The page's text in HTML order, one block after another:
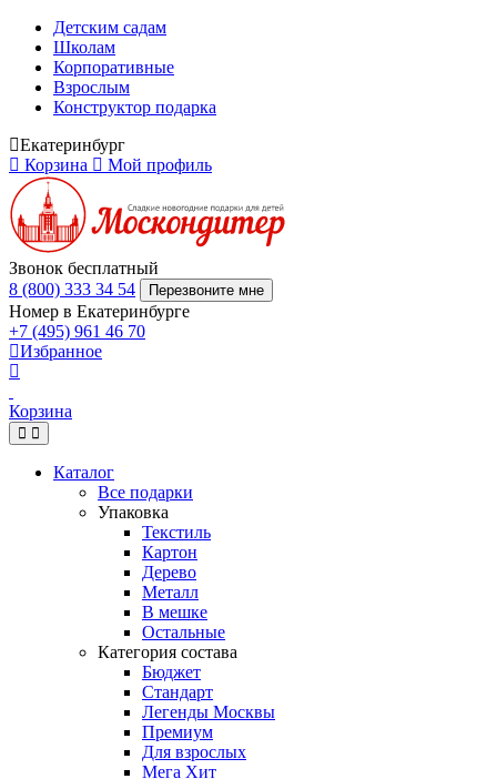
Детским садам
Школам
Корпоративные
Взрослым
Конструктор подарка
Екатеринбург
Корзина
Мой профиль
Звонок бесплатный
8 (800) 333 34 54
Перезвоните мне
Номер в Екатеринбурге
+7 (495) 961 46 70
Избранное
Корзина
Каталог
Все подарки
Упаковка
Текстиль
Картон
Дерево
Металл
В мешке
Остальные
Категория состава
Бюджет
Стандарт
Легенды Москвы
Премиум
Для взрослых
Мега Хит